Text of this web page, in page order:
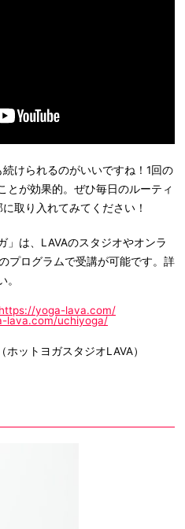
けられるのがいいですね！1回の
とが効果的。ぜひ毎日のルーティ
取り入れてみてください！
」は、LAVAのスタジオやオンラ
プログラムで受講が可能です。詳
。
https://yoga-lava.com/
lava.com/uchiyoga/
（ホットヨガスタジオLAVA）